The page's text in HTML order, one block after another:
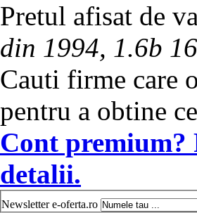
Pretul afisat de
din 1994, 1.6b
Cauti firme care
pentru a obtine
Cont
detalii.
Newsletter e-oferta.ro